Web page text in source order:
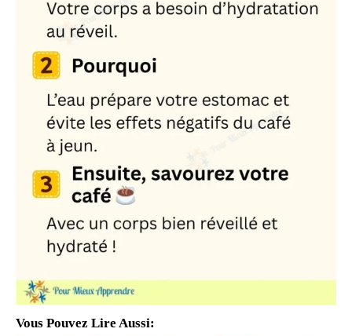
Vous Pouvez Lire Aussi: